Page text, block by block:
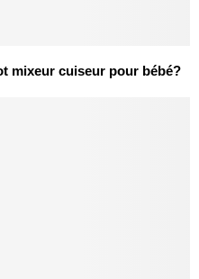
mixeur cuiseur pour bébé?